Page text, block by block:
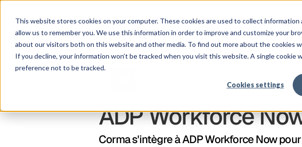
This website stores cookies on your computer. These cookies are used to collect
allow us to remember you. We use this information in order to improve and customize your
about our visitors both on this website and other media. To find out more about the cookies
If you decline, your information won’t be tracked when you visit this website. A single cookie
preference not to be tracked.
Cookies settings
Solution Platforme Clients
ADP Workforce
Corma s'intègre à ADP Workforce Now